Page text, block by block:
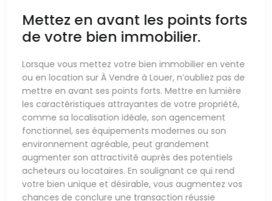
Mettez en avant les points forts
de votre bien immobilier.
Lorsque vous mettez votre bien immobilier en vente
ou en location sur À Vendre à Louer, n’oubliez pas de
mettre en avant ses points forts. Mettre en lumière
les caractéristiques attrayantes de votre propriété,
comme sa localisation idéale, son agencement
fonctionnel, ses équipements modernes ou son
environnement agréable, peut grandement
augmenter son attractivité auprès des potentiels
acheteurs ou locataires. En soulignant ce qui rend
votre bien unique et désirable, vous augmentez vos
chances de conclure une transaction réussie